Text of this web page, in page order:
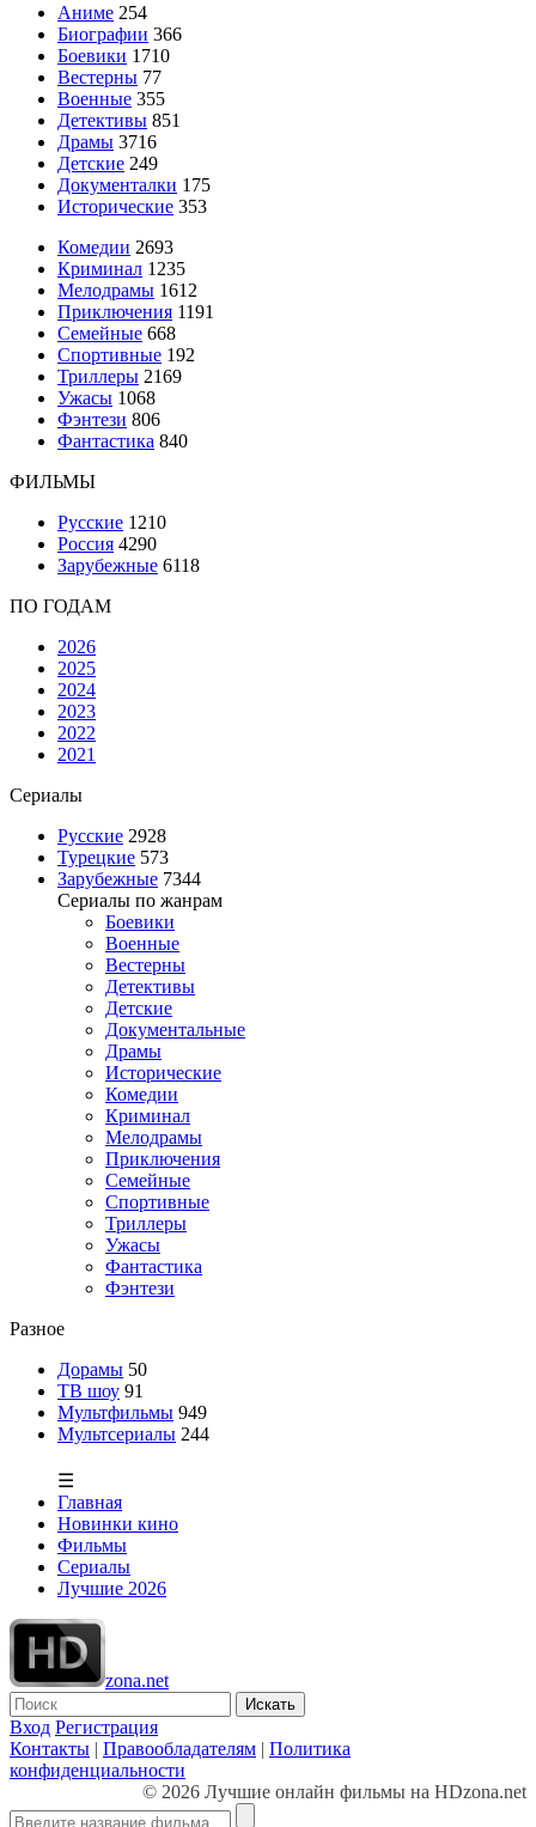
Аниме 254
Биографии 366
Боевики 1710
Вестерны 77
Военные 355
Детективы 851
Драмы 3716
Детские 249
Документалки 175
Исторические 353
Комедии 2693
Криминал 1235
Мелодрамы 1612
Приключения 1191
Семейные 668
Спортивные 192
Триллеры 2169
Ужасы 1068
Фэнтези 806
Фантастика 840
ФИЛЬМЫ
Русские 1210
Россия 4290
Зарубежные 6118
ПО ГОДАМ
2026
2025
2024
2023
2022
2021
Сериалы
Русские 2928
Турецкие 573
Зарубежные 7344
Сериалы по жанрам
Боевики
Военные
Вестерны
Детективы
Детские
Документальные
Драмы
Исторические
Комедии
Криминал
Мелодрамы
Приключения
Семейные
Спортивные
Триллеры
Ужасы
Фантастика
Фэнтези
Разное
Дорамы 50
ТВ шоу 91
Мультфильмы 949
Мультсериалы 244
☰
Главная
Новинки кино
Фильмы
Сериалы
Лучшие 2026
zona.net
Искать
Вход Регистрация
Контакты | Правообладателям | Политика
конфиденциальности
© 2026 Лучшие онлайн фильмы на HDzona.net